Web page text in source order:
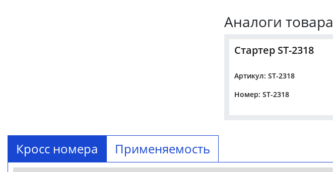
Аналоги товара
Стартер ST-2318
Артикул: ST-2318
Номер: ST-2318
Кросс номера Применяемость